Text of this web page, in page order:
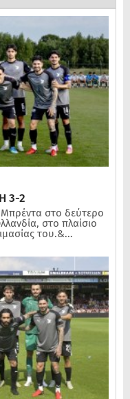
3-2
στο δεύτερο
στο πλαίσιο
του.&...